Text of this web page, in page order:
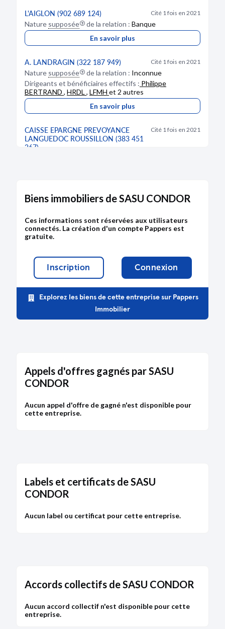
L'AIGLON (902 689 124) Cité 1 fois en 2021
Nature supposée de la relation : Banque
En savoir plus
A. LANDRAGIN (322 187 949) Cité 1 fois en 2021
Nature supposée de la relation : Inconnue
Dirigeants et bénéficiaires effectifs : Philippe
BERTRAND , HRDL , LFMH et 2 autres
En savoir plus
CAISSE EPARGNE PREVOYANCE
LANGUEDOC ROUSSILLON (383 451
267)
Cité 1 fois en 2021
Biens immobiliers de SASU CONDOR
Ces informations sont réservées aux utilisateurs
connectés. La création d'un compte Pappers est
gratuite.
Inscription Connexion
Explorez les biens de cette entreprise sur Pappers
Immobilier
Appels d'offres gagnés par SASU
CONDOR
Aucun appel d'offre de gagné n'est disponible pour
cette entreprise.
Labels et certificats de SASU
CONDOR
Aucun label ou certificat pour cette entreprise.
Accords collectifs de SASU CONDOR
Aucun accord collectif n'est disponible pour cette
entreprise.